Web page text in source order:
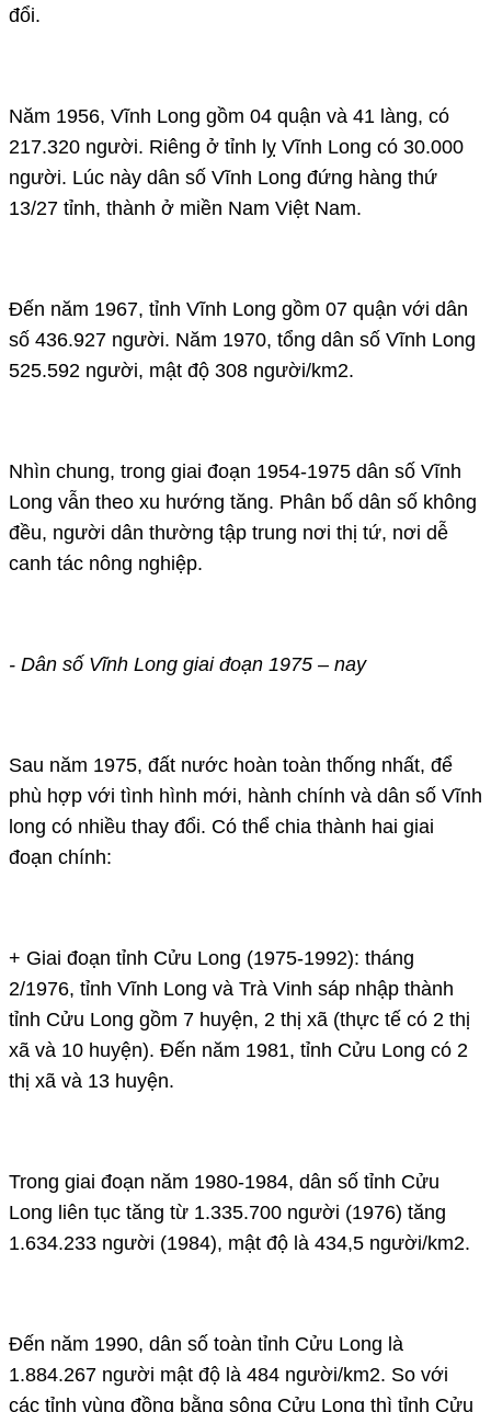
đổi.
Năm 1956, Vĩnh Long gồm 04 quận và 41 làng, có
217.320 người. Riêng ở tỉnh lỵ Vĩnh Long có 30.000
người. Lúc này dân số Vĩnh Long đứng hàng thứ
13/27 tỉnh, thành ở miền Nam Việt Nam.
Đến năm 1967, tỉnh Vĩnh Long gồm 07 quận với dân
số 436.927 người. Năm 1970, tổng dân số Vĩnh Long
525.592 người, mật độ 308 người/km2.
Nhìn chung, trong giai đoạn 1954-1975 dân số Vĩnh
Long vẫn theo xu hướng tăng. Phân bố dân số không
đều, người dân thường tập trung nơi thị tứ, nơi dễ
canh tác nông nghiệp.
- Dân số Vĩnh Long giai đoạn 1975 – nay
Sau năm 1975, đất nước hoàn toàn thống nhất, để
phù hợp với tình hình mới, hành chính và dân số Vĩnh
long có nhiều thay đổi. Có thể chia thành hai giai
đoạn chính:
+ Giai đoạn tỉnh Cửu Long (1975-1992): tháng
2/1976, tỉnh Vĩnh Long và Trà Vinh sáp nhập thành
tỉnh Cửu Long gồm 7 huyện, 2 thị xã (thực tế có 2 thị
xã và 10 huyện). Đến năm 1981, tỉnh Cửu Long có 2
thị xã và 13 huyện.
Trong giai đoạn năm 1980-1984, dân số tỉnh Cửu
Long liên tục tăng từ 1.335.700 người (1976) tăng
1.634.233 người (1984), mật độ là 434,5 người/km2.
Đến năm 1990, dân số toàn tỉnh Cửu Long là
1.884.267 người mật độ là 484 người/km2. So với
các tỉnh vùng đồng bằng sông Cửu Long thì tỉnh Cửu